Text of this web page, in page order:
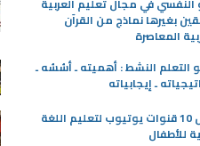
النفسي في مجال تعليم العربية
بغيرها نماذج من القرآن
المعاصرة
التعلم النشط : أهميته ـ أسُسُه ـ
ـ إيجابياته
أفضل 10 قنوات يوتيوب لتعليم اللغة
للأطفال